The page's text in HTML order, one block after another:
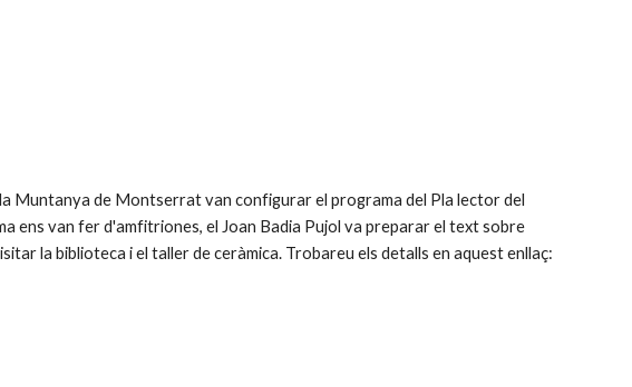
Muntanya de Montserrat van configurar el programa del Pla lector del
ens van fer d'amfitriones, el Joan Badia Pujol va preparar el text sobre